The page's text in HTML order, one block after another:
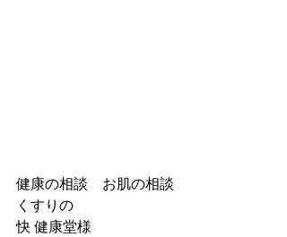
健康の相談　お肌の相談
くすりの
快 健康堂様